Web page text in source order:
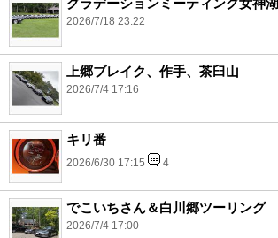
グラデーションミーティング女神湖
2026/7/18 23:22
上郷ブレイク、作手、茶臼山
2026/7/4 17:16
キリ番
2026/6/30 17:15 4
でこいちさん＆白川郷ツーリング
2026/7/4 17:00